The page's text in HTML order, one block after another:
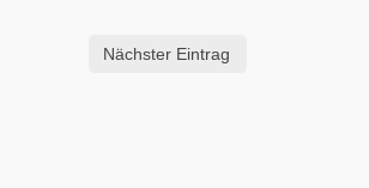
Nächster Eintrag